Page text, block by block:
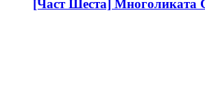
[Част Шеста] Многоликата